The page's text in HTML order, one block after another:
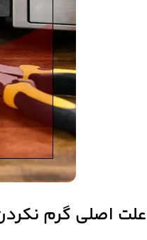
علت اصلی گرم